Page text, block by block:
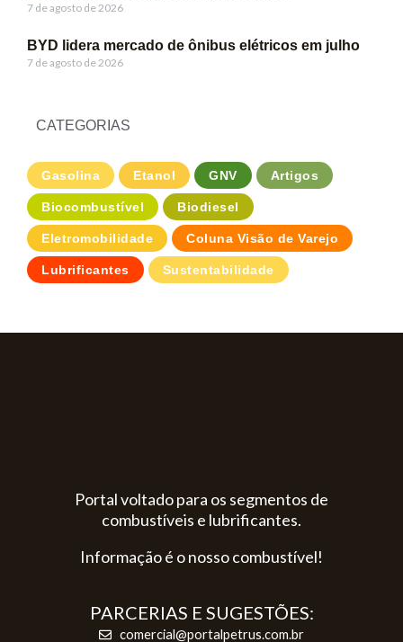
7 de agosto de 2026
BYD lidera mercado de ônibus elétricos em julho
7 de agosto de 2026
CATEGORIAS
Gasolina Etanol GNV Artigos
Biocombustível Biodiesel
Eletromobilidade Coluna Visão de Varejo
Lubrificantes Sustentabilidade
Portal voltado para os segmentos de
combustíveis e lubrificantes.
Informação é o nosso combustível!
PARCERIAS E SUGESTÕES:
comercial@portalpetrus.com.br